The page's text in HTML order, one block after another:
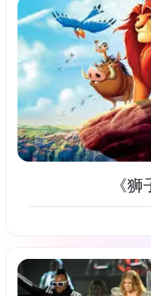
《狮
了